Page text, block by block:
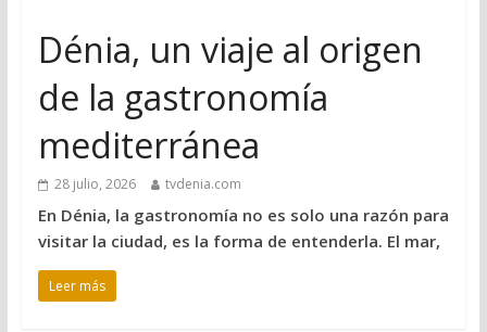
Dénia, un viaje al origen
de la gastronomía
mediterránea
28 julio, 2026 tvdenia.com
En Dénia, la gastronomía no es solo una razón para
visitar la ciudad, es la forma de entenderla. El mar,
Leer más